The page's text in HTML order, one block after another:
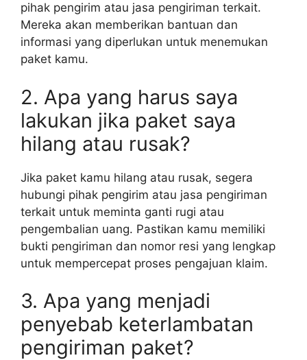
pihak pengirim atau jasa pengiriman terkait.
Mereka akan memberikan bantuan dan
informasi yang diperlukan untuk menemukan
paket kamu.
2. Apa yang harus saya
lakukan jika paket saya
hilang atau rusak?
Jika paket kamu hilang atau rusak, segera
hubungi pihak pengirim atau jasa pengiriman
terkait untuk meminta ganti rugi atau
pengembalian uang. Pastikan kamu memiliki
bukti pengiriman dan nomor resi yang lengkap
untuk mempercepat proses pengajuan klaim.
3. Apa yang menjadi
penyebab keterlambatan
pengiriman paket?